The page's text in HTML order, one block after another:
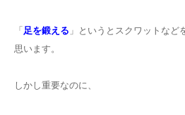
「 足を鍛える 」というとスクワットなど
思います。
しかし重要なのに、